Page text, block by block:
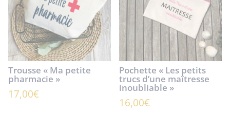
Trousse « Ma petite
pharmacie »
17,00€
Pochette « Les petits
trucs d’une maîtresse
inoubliable »
16,00€